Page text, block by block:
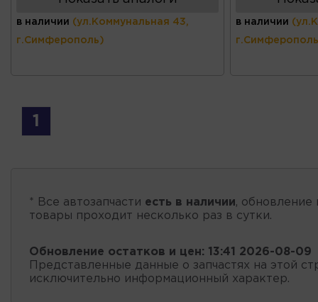
в наличии (ул.Коммунальная 43,
г.Симферополь)
в наличии
1
* Все автозапчасти есть в наличии, обновление
товары проходит несколько раз в сутки.
Обновление остатков и цен: 13:41 2026-08-09
Представленные данные о запчастях на этой
исключительно информационный характер.